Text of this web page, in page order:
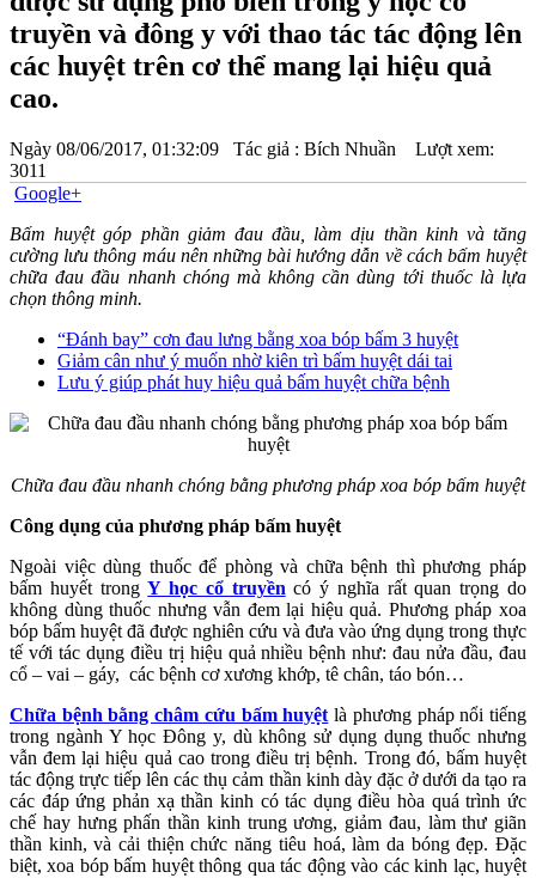
truyền và đông y với thao tác tác động lên
các huyệt trên cơ thể mang lại hiệu quả
cao.
Ngày 08/06/2017, 01:32:09 Tác giả : Bích Nhuần Lượt xem:
3011
Google+
Bấm huyệt góp phần giảm đau đầu, làm dịu thần kinh và tăng
cường lưu thông máu nên những bài hướng dẫn về cách bấm huyệt
chữa đau đầu nhanh chóng mà không cần dùng tới thuốc là lựa
chọn thông minh.
“Đánh bay” cơn đau lưng bằng xoa bóp bấm 3 huyệt
Giảm cân như ý muốn nhờ kiên trì bấm huyệt dái tai
Lưu ý giúp phát huy hiệu quả bấm huyệt chữa bệnh
Chữa đau đầu nhanh chóng bằng phương pháp xoa bóp bấm huyệt
Công dụng của phương pháp bấm huyệt
Ngoài việc dùng thuốc để phòng và chữa bệnh thì phương pháp
bấm huyết trongY học cổ truyền có ý nghĩa rất quan trọng do
không dùng thuốc nhưng vẫn đem lại hiệu quả. Phương pháp xoa
bóp bấm huyệt đã được nghiên cứu và đưa vào ứng dụng trong thực
tế với tác dụng điều trị hiệu quả nhiều bệnh như: đau nửa đầu, đau
cổ – vai – gáy, các bệnh cơ xương khớp, tê chân, táo bón…
Chữa bệnh bằng châm cứu bấm huyệt là phương pháp nổi tiếng
trong ngành Y học Đông y, dù không sử dụng dụng thuốc nhưng
vẫn đem lại hiệu quả cao trong điều trị bệnh. Trong đó, bấm huyệt
tác động trực tiếp lên các thụ cảm thần kinh dày đặc ở dưới da tạo ra
các đáp ứng phản xạ thần kinh có tác dụng điều hòa quá trình ức
chế hay hưng phấn thần kinh trung ương, giảm đau, làm thư giãn
thần kinh, và cải thiện chức năng tiêu hoá, làm da bóng đẹp. Đặc
biệt, xoa bóp bấm huyệt thông qua tác động vào các kinh lạc, huyệt